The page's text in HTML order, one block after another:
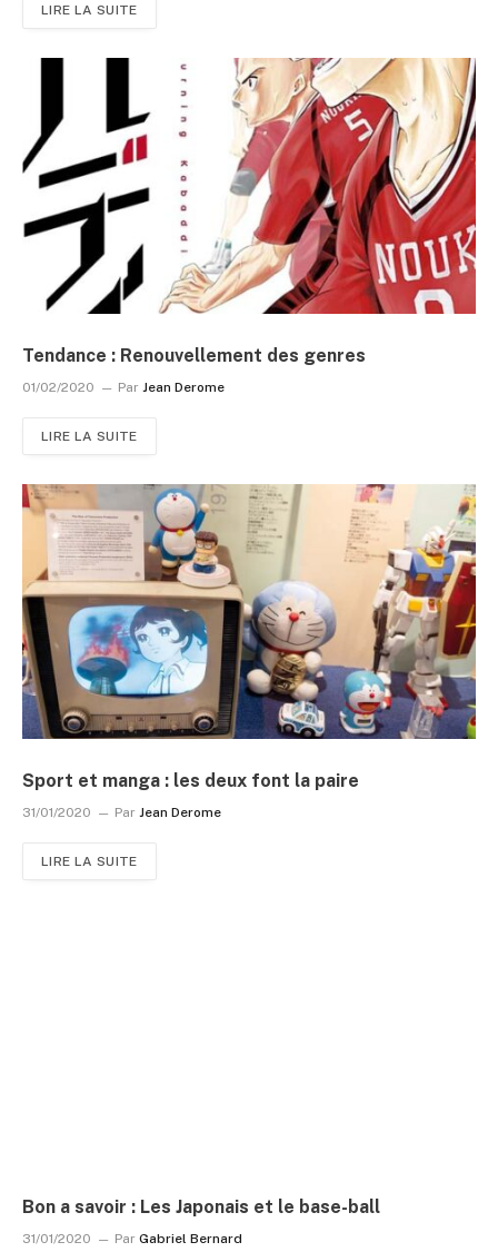
LIRE LA SUITE
Tendance : Renouvellement des genres
01/02/2020 Par Jean Derome
LIRE LA SUITE
Sport et manga : les deux font la paire
31/01/2020 Par Jean Derome
LIRE LA SUITE
Bon a savoir : Les Japonais et le base-ball
31/01/2020 Par Gabriel Bernard